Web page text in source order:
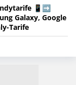
📱➡️
Galaxy, Google
Tarife